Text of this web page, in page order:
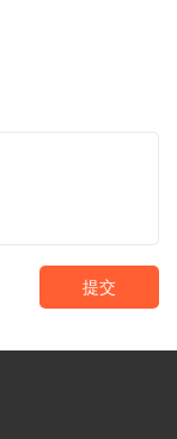
提交